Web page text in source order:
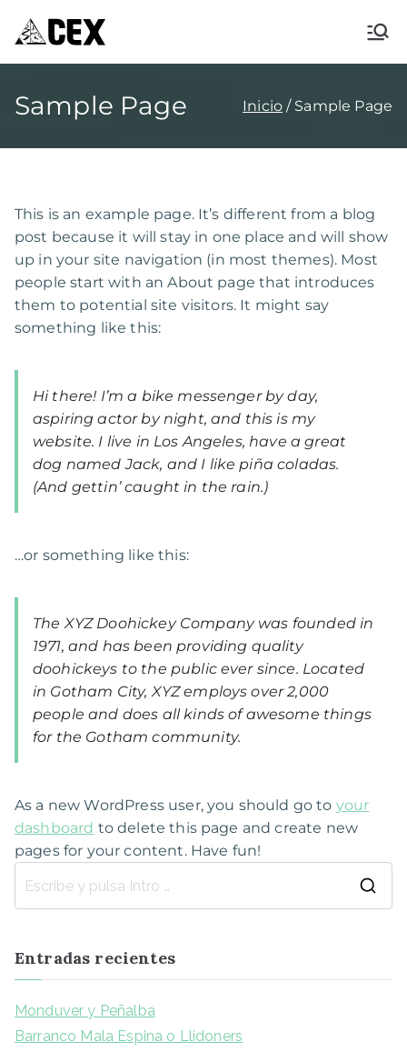
Sample Page Inicio Sample Page
This is an example page. It’s different from a blog
post because it will stay in one place and will show
up in your site navigation (in most themes). Most
people start with an About page that introduces
them to potential site visitors. It might say
something like this:
Hi there! I’m a bike messenger by day,
aspiring actor by night, and this is my
website. I live in Los Angeles, have a great
dog named Jack, and I like piña coladas.
(And gettin’ caught in the rain.)
…or something like this:
The XYZ Doohickey Company was founded in
1971, and has been providing quality
doohickeys to the public ever since. Located
in Gotham City, XYZ employs over 2,000
people and does all kinds of awesome things
for the Gotham community.
As a new WordPress user, you should go to your
dashboard to delete this page and create new
pages for your content. Have fun!
Entradas recientes
Monduver y Peñalba
Barranco Mala Espina o Llidoners